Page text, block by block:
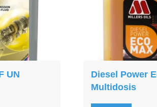
UN
Diesel Power
Multidosis